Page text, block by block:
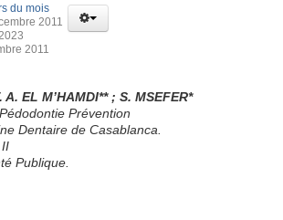
du mois
2011
2011
EL M’HAMDI** ; S. MSEFER*
Prévention
Dentaire de Casablanca.
Publique.